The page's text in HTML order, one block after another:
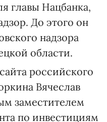
главы Нацбанка,
До этого он
надзора
области.
российского
Вячеслав
заместителем
по инвестициям